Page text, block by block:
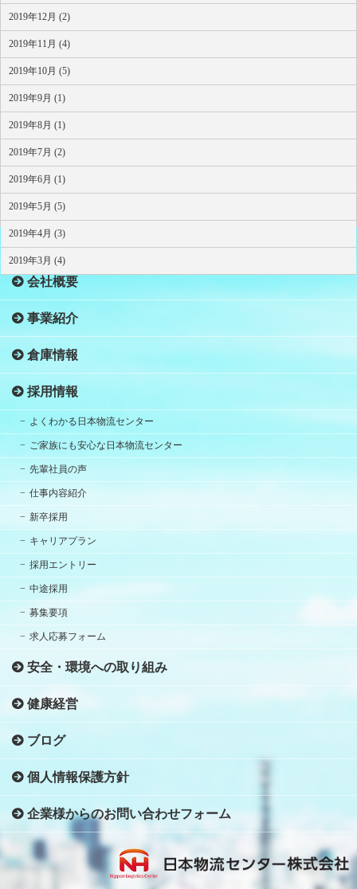
2019年12月 (2)
2019年11月 (4)
2019年10月 (5)
2019年9月 (1)
2019年8月 (1)
2019年7月 (2)
2019年6月 (1)
2019年5月 (5)
2019年4月 (3)
2019年3月 (4)
HOME
会社概要
事業紹介
倉庫情報
採用情報
よくわかる日本物流センター
ご家族にも安心な日本物流センター
先輩社員の声
仕事内容紹介
新卒採用
キャリアプラン
採用エントリー
中途採用
募集要項
求人応募フォーム
安全・環境への取り組み
健康経営
ブログ
個人情報保護方針
企業様からのお問い合わせフォーム